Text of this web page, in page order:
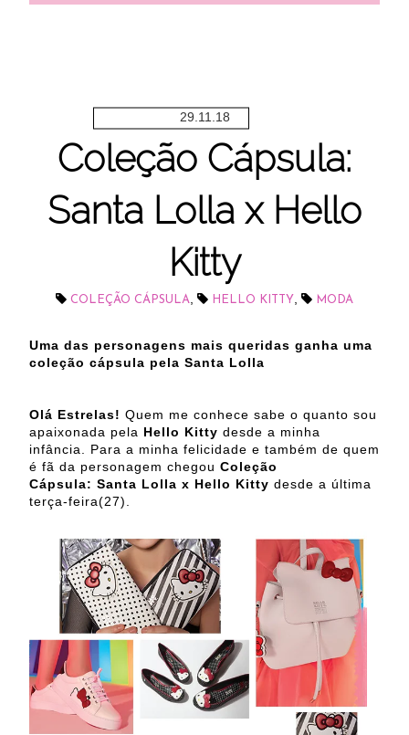
29.11.18
Coleção Cápsula:
Santa Lolla x Hello
Kitty
COLEÇÃO CÁPSULA, HELLO KITTY, MODA
Uma das personagens mais queridas ganha uma
coleção cápsula pela Santa Lolla
Olá Estrelas! Quem me conhece sabe o quanto sou
apaixonada pela Hello Kitty desde a minha
infância. Para a minha felicidade e também de quem
é fã da personagem chegou Coleção
Cápsula: Santa Lolla x Hello Kitty desde a última
terça-feira(27).